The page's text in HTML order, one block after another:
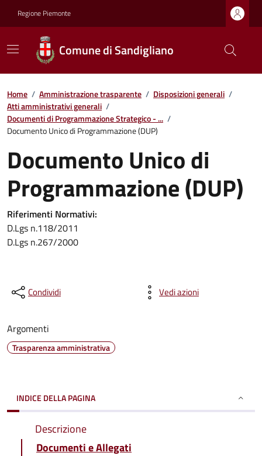
Regione Piemonte
Comune di Sandigliano
Home / Amministrazione trasparente / Disposizioni generali /
Atti amministrativi generali /
Documenti di Programmazione Strategico - ... /
Documento Unico di Programmazione (DUP)
Documento Unico di
Programmazione (DUP)
Riferimenti Normativi:
D.Lgs n.118/2011
D.Lgs n.267/2000
Condividi Vedi azioni
Argomenti
Trasparenza amministrativa
INDICE DELLA PAGINA
Descrizione
Documenti e Allegati